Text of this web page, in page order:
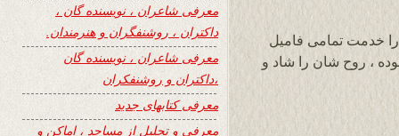
خدمت تمامی فامیل
، روح شان را شاد و
معرفی شاعران ، نویسنده گان ،
داکتران ، روشنفگران و هنرمندان.
معرفی شاعران ، نویسنده گان
،داکتران و روشنفکران
معرفی کتابهای جدید
معرفی و تجلیل از مساجد ، اماکن و